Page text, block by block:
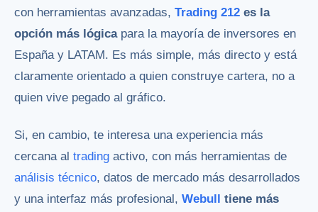
con herramientas avanzadas, Trading 212 es la
opción más lógicapara la mayoría de inversores en
España y LATAM. Es más simple, más directo y está
claramente orientado a quien construye cartera, no a
quien vive pegado al gráfico.
Si, en cambio, te interesa una experiencia más
cercana al trading activo, con más herramientas de
análisis técnico, datos de mercado más desarrollados
y una interfaz más profesional, Webull tiene más